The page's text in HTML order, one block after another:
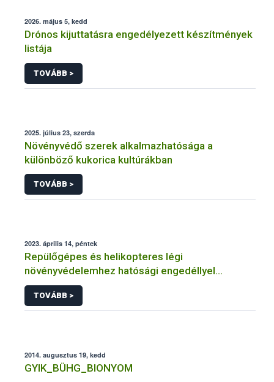
2026. május 5, kedd
Drónos kijuttatásra engedélyezett készítmények
listája
TOVÁBB >
2025. július 23, szerda
Növényvédő szerek alkalmazhatósága a
különböző kukorica kultúrákban
TOVÁBB >
2023. április 14, péntek
Repülőgépes és helikopteres légi
növényvédelemhez hatósági engedéllyel
rendelkező szervezetek
TOVÁBB >
2014. augusztus 19, kedd
GYIK_BÜHG_BIONYOM